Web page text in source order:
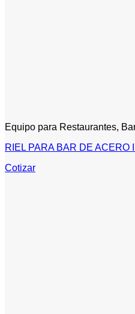
Equipo para Restaurantes,
RIEL PARA BAR DE ACERO
Cotizar